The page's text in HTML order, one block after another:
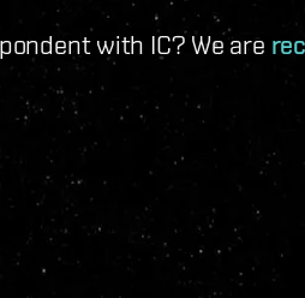
with IC? We are